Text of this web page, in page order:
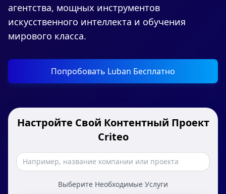
агентства, мощных инструментов
искусственного интеллекта и обучения
мирового класса.
Попробовать Luban Бесплатно
Настройте Свой Контентный Проект
Criteo
Выберите Необходимые Услуги